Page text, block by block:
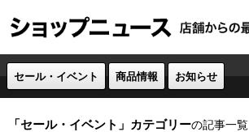
セール・イベント 商品情報 お知らせ
「セール・イベント」カテゴリーの記事一覧